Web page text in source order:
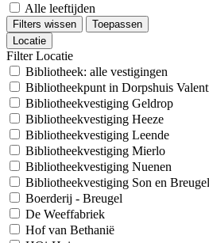
Alle leeftijden
Filters wissen
Toepassen
Locatie
Filter Locatie
Bibliotheek: alle vestigingen
Bibliotheekpunt in Dorpshuis
Bibliotheekvestiging Geldrop
Bibliotheekvestiging Heeze
Bibliotheekvestiging Leende
Bibliotheekvestiging Mierlo
Bibliotheekvestiging Nuenen
Bibliotheekvestiging Son en Breugel
Boerderij - Breugel
De Weeffabriek
Hof van Bethanië